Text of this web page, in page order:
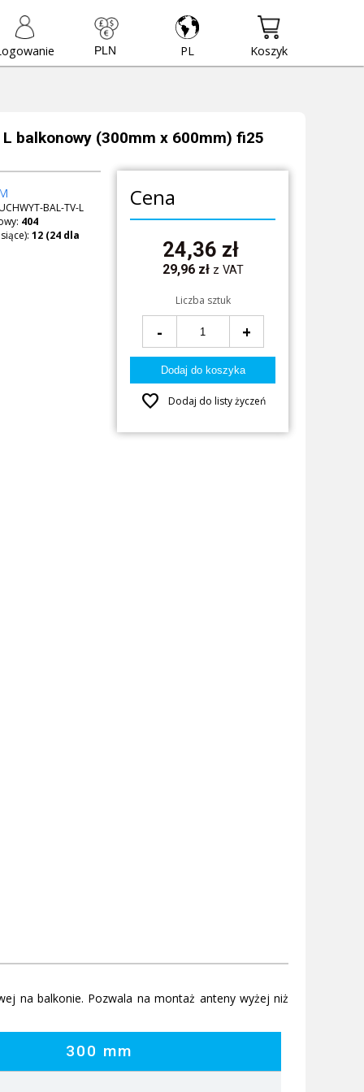
PL Koszyk
balkonowy (300mm x 600mm) fi25
BAL-TV-L
404
Cena
24,36 zł
29,96zł z VAT
Liczba sztuk
- +
favorite Dodaj do listy życzeń
na balkonie. Pozwala na montaż anteny wyżej niż
300 mm